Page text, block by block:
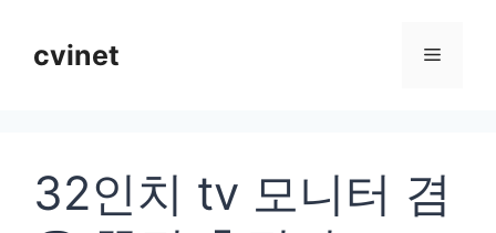
cvinet 메
32인치 tv 모니터 겸